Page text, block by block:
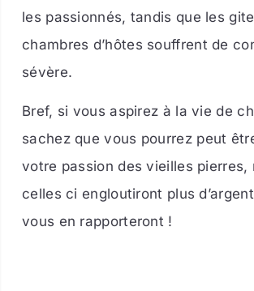
les passionnés, tandis que les
chambres d’hôtes souffrent de
sévère.
Bref, si vous aspirez à la vie de
sachez que vous pourrez peut
votre passion des vieilles pierres,
celles ci engloutiront plus d’argent
vous en rapporteront !